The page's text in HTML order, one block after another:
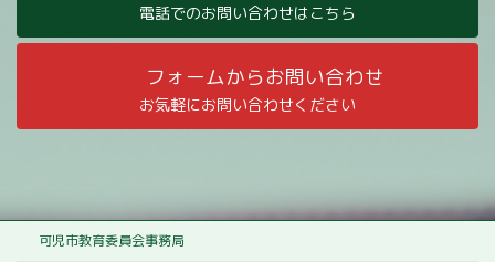
電話でのお問い合わせはこちら
フォームからお問い合わせ
お気軽にお問い合わせください
可児市教育委員会事務局